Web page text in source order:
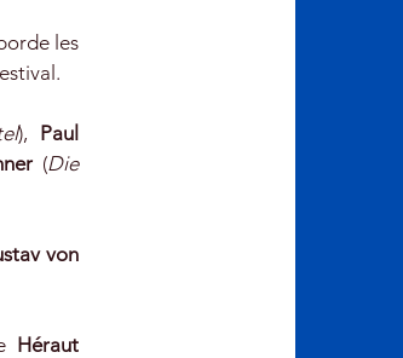
les
), Paul
(Die
von
Héraut